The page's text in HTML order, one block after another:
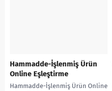
Hammadde-İşlenmiş Ürün
Online Eşleştirme
Hammadde-İşlenmiş Ürün Online